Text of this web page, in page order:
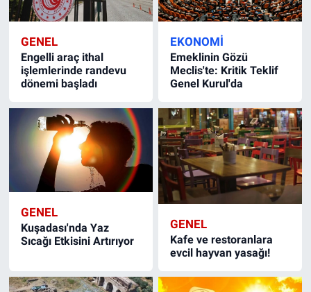
GENEL
Engelli araç ithal
işlemlerinde randevu
dönemi başladı
EKONOMI
Emeklinin Gözü
Meclis'te: Kritik Teklif
Genel Kurul'da
GENEL
Kuşadası'nda Yaz
Sıcağı Etkisini Artırıyor
GENEL
Kafe ve restoranlara
evcil hayvan yasağı!